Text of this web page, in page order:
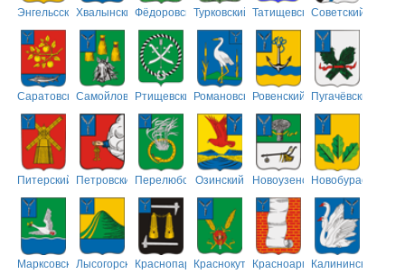
ЭнгельсскийХвалынскийФёдоровскийТурковский ТатищевскийСоветский
СаратовскийСамойловскийРтищевскийРомановскийРовенский Пугачёвский
Питерский ПетровскийПерелюбскийОзинский НовоузенскийНовобурасский
МарксовскийЛысогорскийКраснопартизанский
КраснокутскийКрасноармейский
Калининский